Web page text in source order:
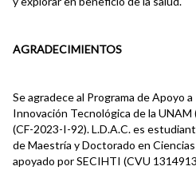
AGRADECIMIENTOS
Se agradece al Programa de Apoyo
Innovación Tecnológica de la
(CF-2023-I-92). L.D.A.C. es
de Maestría y Doctorado en
apoyado por SECIHTI (CVU